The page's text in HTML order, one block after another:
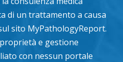
di un trattamento a causa
sito MyPathologyReport.
e gestione
con nessun portale